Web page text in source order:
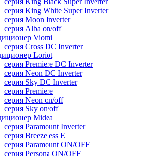
серия King Black Super Inverter
серия King White Super Inverter
серия Moon Inverter
серия Alba on/off
Viomi
серия Cross DC Inverter
Loriot
серия Premiere DC Inverter
серия Neon DC Inverter
серия Sky DC Inverter
серия Premiere
серия Neon on/off
серия Sky on/off
Midea
серия Paramount Inverter
серия Breezeless E
серия Paramount ON/OFF
серия Persona ON/OFF